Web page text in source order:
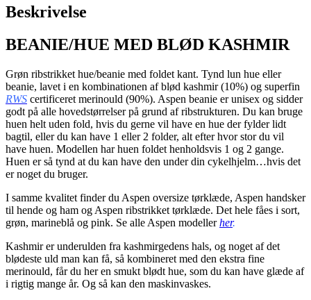
Beskrivelse
BEANIE/HUE MED BLØD KASHMIR
Grøn ribstrikket hue/beanie med foldet kant. Tynd lun hue eller
beanie, lavet i en kombinationen af blød kashmir (10%) og superfin
RWS certificeret merinould (90%). Aspen beanie er unisex og sidder
godt på alle hovedstørrelser på grund af ribstrukturen. Du kan bruge
huen helt uden fold, hvis du gerne vil have en hue der fylder lidt
bagtil, eller du kan have 1 eller 2 folder, alt efter hvor stor du vil
have huen. Modellen har huen foldet henholdsvis 1 og 2 gange.
Huen er så tynd at du kan have den under din cykelhjelm…hvis det
er noget du bruger.
I samme kvalitet finder du Aspen oversize tørklæde, Aspen handsker
til hende og ham og Aspen ribstrikket tørklæde. Det hele fåes i sort,
grøn, marineblå og pink. Se alle Aspen modellerher.
Kashmir er underulden fra kashmirgedens hals, og noget af det
blødeste uld man kan få, så kombineret med den ekstra fine
merinould, får du her en smukt blødt hue, som du kan have glæde af
i rigtig mange år. Og så kan den maskinvaskes.